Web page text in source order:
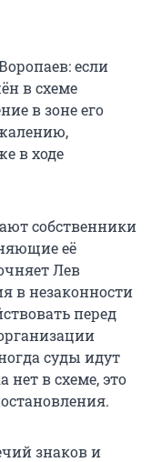
если
в схеме
в зоне его
в ходе
собственники
её
Лев
в незаконности
перед
суды идут
нет в схеме, это
знаков и